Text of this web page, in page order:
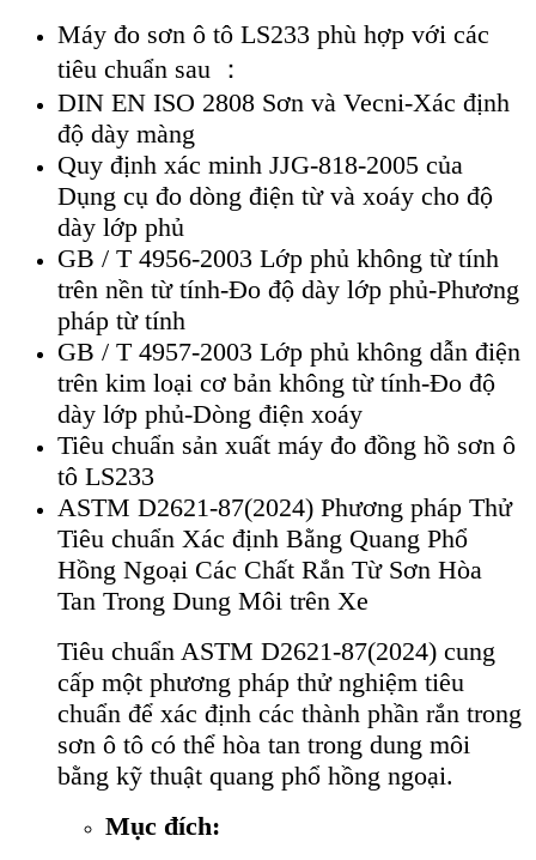
Máy đo sơn ô tô LS233 phù hợp với các
tiêu chuẩn sau ：
DIN EN ISO 2808 Sơn và Vecni-Xác định
độ dày màng
Quy định xác minh JJG-818-2005 của
Dụng cụ đo dòng điện từ và xoáy cho độ
dày lớp phủ
GB / T 4956-2003 Lớp phủ không từ tính
trên nền từ tính-Đo độ dày lớp phủ-Phương
pháp từ tính
GB / T 4957-2003 Lớp phủ không dẫn điện
trên kim loại cơ bản không từ tính-Đo độ
dày lớp phủ-Dòng điện xoáy
Tiêu chuẩn sản xuất máy đo đồng hồ sơn ô
tô LS233
ASTM D2621-87(2024) Phương pháp Thử
Tiêu chuẩn Xác định Bằng Quang Phổ
Hồng Ngoại Các Chất Rắn Từ Sơn Hòa
Tan Trong Dung Môi trên Xe
Tiêu chuẩn ASTM D2621-87(2024) cung
cấp một phương pháp thử nghiệm tiêu
chuẩn để xác định các thành phần rắn trong
sơn ô tô có thể hòa tan trong dung môi
bằng kỹ thuật quang phổ hồng ngoại.
Mục đích: